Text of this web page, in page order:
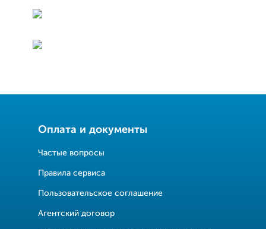
Оплата и документы
Частые вопросы
Правила сервиса
Пользовательское соглашение
Агентский договор